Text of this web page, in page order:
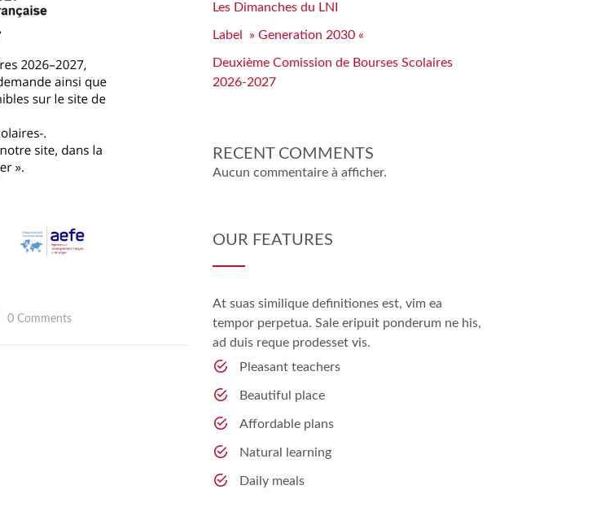
0 Comments
Les Dimanches du LNI
Label » Generation 2030 «
Deuxième Comission de Bourses Scolaires
2026-2027
RECENT COMMENTS
Aucun commentaire à afficher.
OUR FEATURES
At suas similique definitiones est, vim ea
tempor perpetua. Sale eripuit ponderum ne his,
ad duis reque prodesset vis.
Pleasant teachers
Beautiful place
Affordable plans
Natural learning
Daily meals